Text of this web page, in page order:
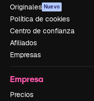
Originales Nuevo
Política de cookies
Centro de confianza
Afiliados
Empresas
Empresa
Precios